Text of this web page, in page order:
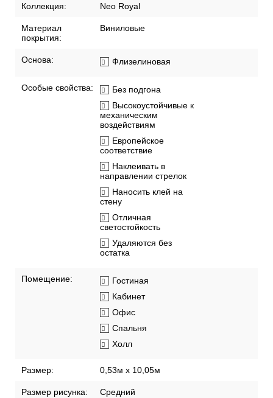
Коллекция: Neo Royal
Материал
покрытия:
Виниловые
Основа: Флизелиновая
Особые свойства:
Без подгона
Высокоустойчивые к
механическим
воздействиям
Европейское
соответствие
Наклеивать в
направлении стрелок
Наносить клей на
стену
Отличная
светостойкость
Удаляются без
остатка
Помещение:
Гостиная
Кабинет
Офис
Спальня
Холл
Размер: 0,53м x 10,05м
Размер рисунка: Средний